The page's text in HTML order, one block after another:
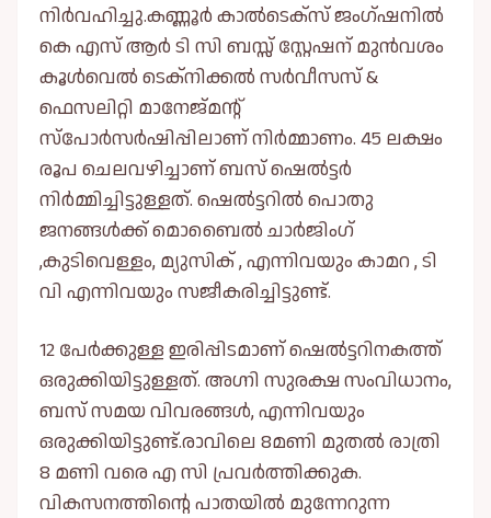
നിർവഹിച്ചു.കണ്ണൂർ കാല്‍ടെക്സ് ജംഗ്ഷനില്‍
കെ എസ് ആർ ടി സി ബസ്സ് സ്റ്റേഷന് മുൻവശം
കൂള്‍വെല്‍ ടെക്നിക്കല്‍ സർവീസസ്‌ &
ഫെസലിറ്റി മാനേജ്‌മന്റ്
സ്പോർസർഷിപ്പിലാണ് നിർമ്മാണം. 45 ലക്ഷം
രൂപ ചെലവഴിച്ചാണ് ബസ് ഷെല്‍ട്ടർ
നിർമ്മിച്ചിട്ടുള്ളത്. ഷെല്‍ട്ടറില്‍ പൊതു
ജനങ്ങള്‍ക്ക് മൊബൈല്‍ ചാർജിംഗ്
,കുടിവെള്ളം, മ്യുസിക് , എന്നിവയും കാമറ , ടി
വി എന്നിവയും സജീകരിച്ചിട്ടുണ്ട്.
12 പേർക്കുള്ള ഇരിപ്പിടമാണ് ഷെല്‍ട്ടറിനകത്ത്
ഒരുക്കിയിട്ടുള്ളത്. അഗ്നി സുരക്ഷ സംവിധാനം,
ബസ് സമയ വിവരങ്ങള്‍, എന്നിവയും
ഒരുക്കിയിട്ടുണ്ട്.രാവിലെ 8മണി മുതല്‍ രാത്രി
8 മണി വരെ എ സി പ്രവർത്തിക്കുക.
വികസനത്തിൻ്റെ പാതയില്‍ മുന്നേറുന്ന